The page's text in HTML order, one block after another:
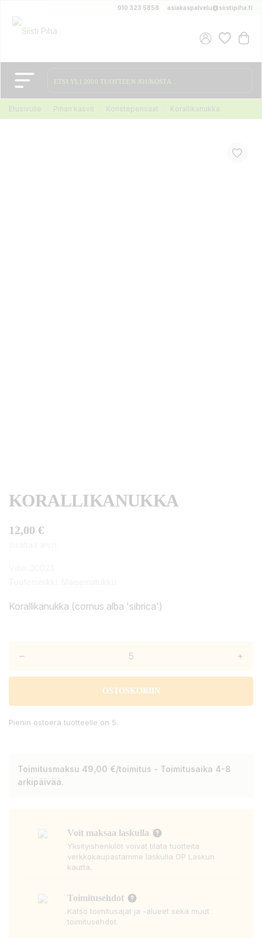
010 323 5858 asiakaspalvelu@siistipiha.fi
Etusivulle Pihan kasvit Koristepensaat Korallikanukka
KORALLIKANUKKA
12,00 €
Korallikanukka (cornus alba 'sibrica')
– +
OSTOSKORIIN
Pienin ostoerä tuotteelle on 5.
Toimitusmaksu 49,00 €/toimitus - Toimitusaika 4-8
arkipäivää.
Voit maksaa laskulla
Yksityishenkilöt voivat tilata tuotteita
verkkokaupastamme laskulla OP Laskun
kautta.
Toimitusehdot
Katso toimitusajat ja -alueet sekä muut
toimitusehdot.